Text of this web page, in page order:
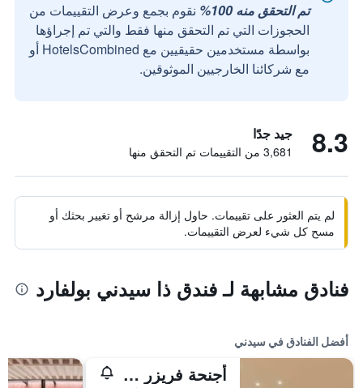
تم التحقق منه 100%
نقوم بجمع وعرض التقييمات من
الحجوزات التي تم التحقق منها فقط والتي تم إجراؤها
بواسطة مستخدمين حقيقيين مع HotelsCombined أو
مع شركائنا الخارجيين الموثوقين.
8.3 جيد جدًا
3,681 من التقييمات تم التحقق منها
لم يتم العثور على تقييمات. حاول إزالة مرشح أو تغيير بحثك أو
مسح كل شيء لعرض التقييمات.
فنادق مشابهة لـ فندق ذا سيدني بولفارد
أفضل الفنادق في سيدني
أجنحة فريزر سيدني